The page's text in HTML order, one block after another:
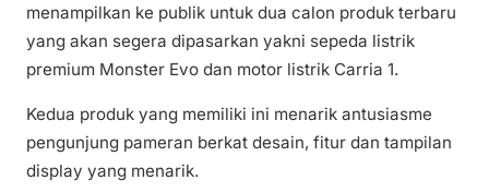
menampilkan ke publik untuk dua calon produk terbaru
yang akan segera dipasarkan yakni sepeda listrik
premium Monster Evo dan motor listrik Carria 1.
Kedua produk yang memiliki ini menarik antusiasme
pengunjung pameran berkat desain, fitur dan tampilan
display yang menarik.